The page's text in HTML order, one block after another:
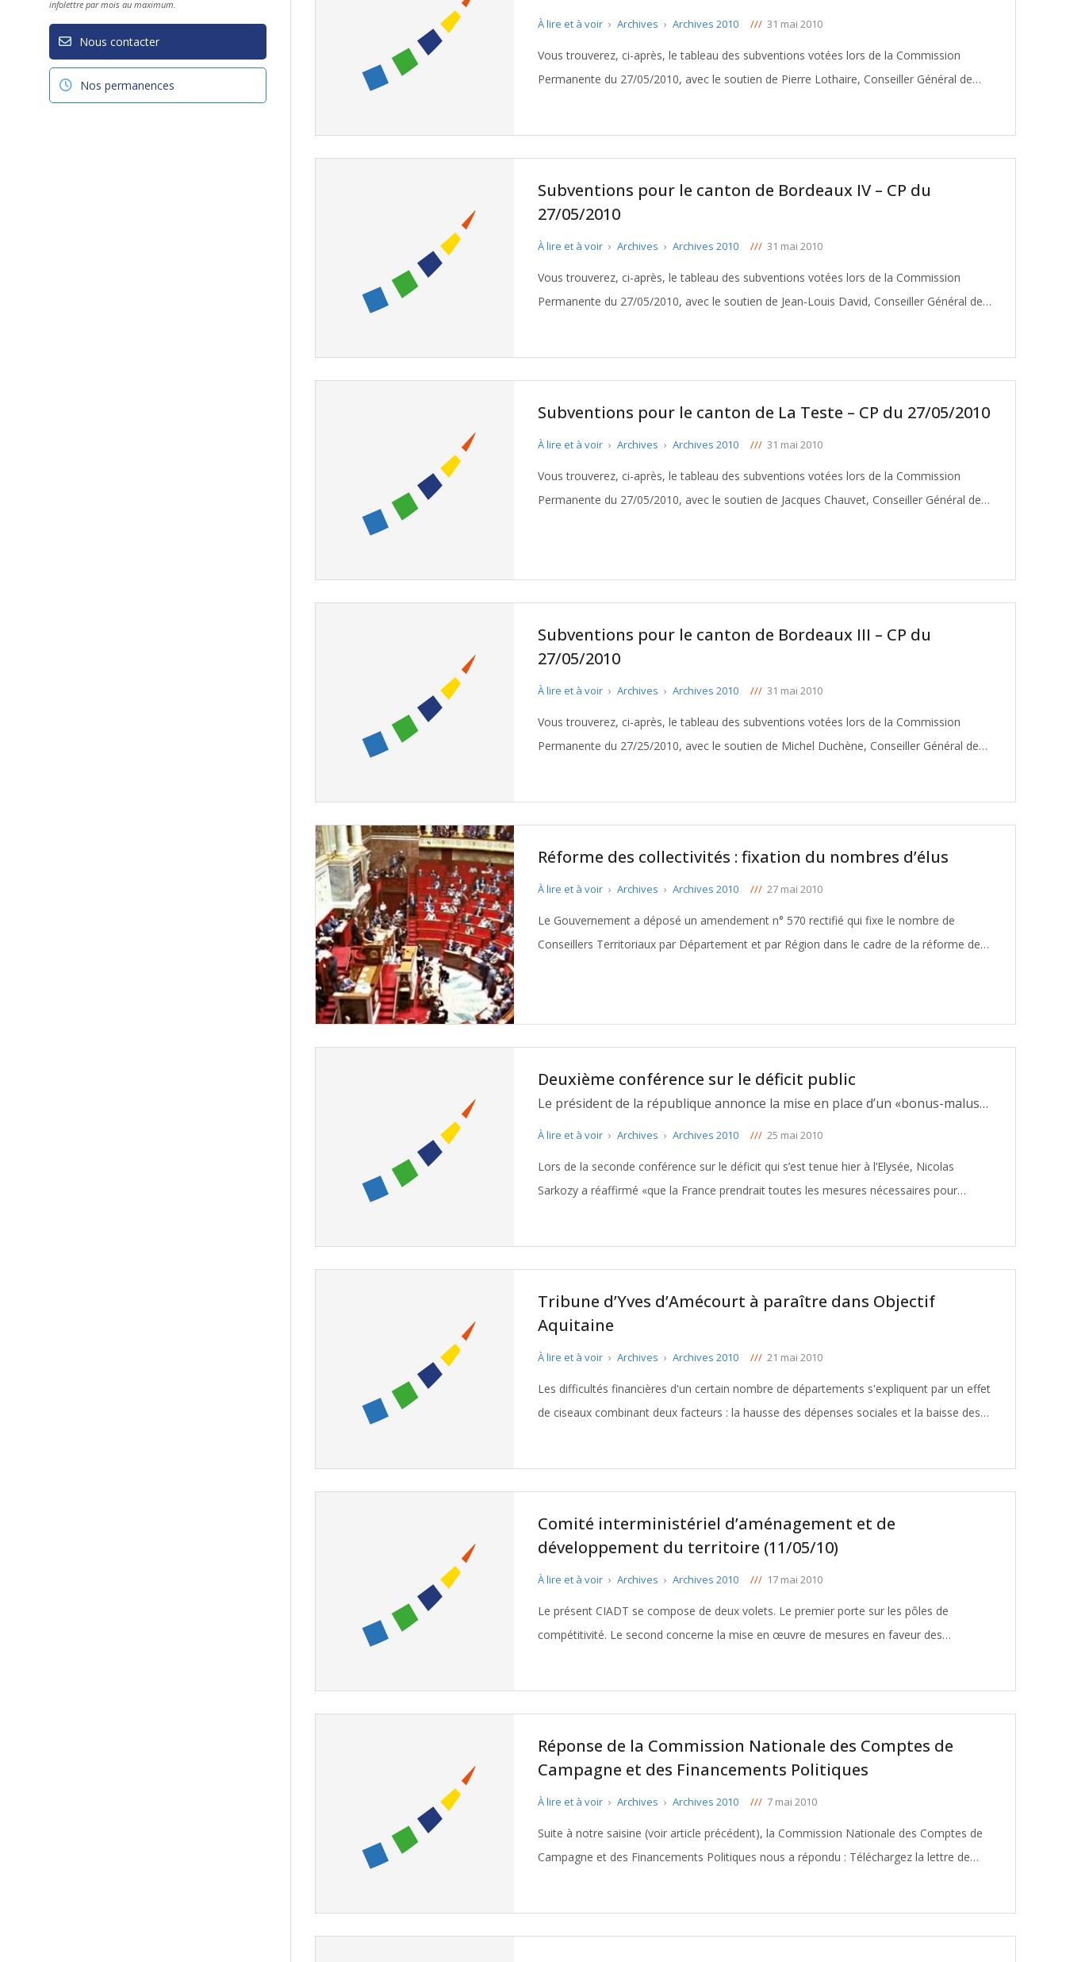
À lire et à voir › Archives › Archives 2010 /// 31 mai 2010
Vous trouverez, ci-après, le tableau des subventions votées lors de la Commission
Permanente du 27/05/2010, avec le soutien de Pierre Lothaire, Conseiller Général de
Subventions pour le canton de Bordeaux IV – CP du
27/05/2010
À lire et à voir › Archives › Archives 2010 /// 31 mai 2010
Vous trouverez, ci-après, le tableau des subventions votées lors de la Commission
Permanente du 27/05/2010, avec le soutien de Jean-Louis David, Conseiller Général de
Subventions pour le canton de La Teste – CP du 27/05/2010
À lire et à voir › Archives › Archives 2010 /// 31 mai 2010
Vous trouverez, ci-après, le tableau des subventions votées lors de la Commission
Permanente du 27/05/2010, avec le soutien de Jacques Chauvet, Conseiller Général de
Subventions pour le canton de Bordeaux III – CP du
27/05/2010
À lire et à voir › Archives › Archives 2010 /// 31 mai 2010
Vous trouverez, ci-après, le tableau des subventions votées lors de la Commission
Permanente du 27/25/2010, avec le soutien de Michel Duchène, Conseiller Général de
Réforme des collectivités : fixation du nombres d’élus
À lire et à voir › Archives › Archives 2010 /// 27 mai 2010
Le Gouvernement a déposé un amendement n° 570 rectifié qui fixe le nombre de
Conseillers Territoriaux par Département et par Région dans le cadre de la réforme des
Deuxième conférence sur le déficit public
Le président de la république annonce la mise en place d’un «bonus-malus»
pour l’attribution des dotations aux collectivités
À lire et à voir › Archives › Archives 2010 /// 25 mai 2010
Lors de la seconde conférence sur le déficit qui s’est tenue hier à l’Elysée, Nicolas
Sarkozy a réaffirmé «que la France prendrait toutes les mesures nécessaires pour
Tribune d’Yves d’Amécourt à paraître dans Objectif
Aquitaine
À lire et à voir › Archives › Archives 2010 /// 21 mai 2010
Les difficultés financières d'un certain nombre de départements s'expliquent par un effet
de ciseaux combinant deux facteurs : la hausse des dépenses sociales et la baisse des
Comité interministériel d’aménagement et de
développement du territoire (11/05/10)
À lire et à voir › Archives › Archives 2010 /// 17 mai 2010
Le présent CIADT se compose de deux volets. Le premier porte sur les pôles de
compétitivité. Le second concerne la mise en œuvre de mesures en faveur des
Réponse de la Commission Nationale des Comptes de
Campagne et des Financements Politiques
À lire et à voir › Archives › Archives 2010 /// 7 mai 2010
Suite à notre saisine (voir article précédent), la Commission Nationale des Comptes de
Campagne et des Financements Politiques nous a répondu : Téléchargez la lettre de
infolettre par mois au maximum.
Nous contacter
Nos permanences